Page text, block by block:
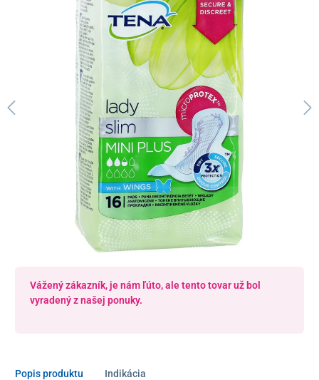
Vážený zákazník, je nám ľúto, ale tento tovar už bol
vyradený z našej ponuky.
Popis produktu Indikácia